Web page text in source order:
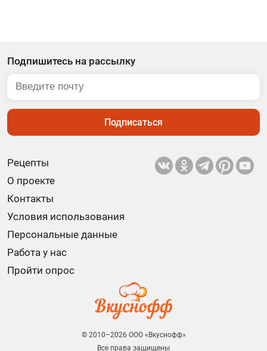
Рецепты
О проекте
Контакты
Условия использования
Персональные данные
Работа у нас
Пройти опрос
Подпишитесь на рассылку
Подписаться
© 2010–2026 ООО «Вкуснофф»
Все права защищены